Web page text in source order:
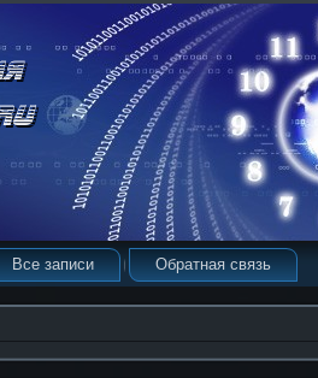
Все записи Обратная связь